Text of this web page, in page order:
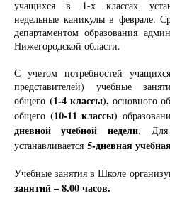
учащихся в 1-х классах
недельные каникулы в феврале.
департаментом образования
Нижегородской области.
С учетом потребностей
представителей) учебные
общего (1-4 классы),основного
общего (10-11 классы)
дневной учебной недели.
устанавливается 5-дневная
Учебные занятия в Школе
занятий – 8.00 часов.